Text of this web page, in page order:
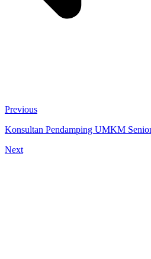
Previous
Konsultan Pendamping UMKM
Next